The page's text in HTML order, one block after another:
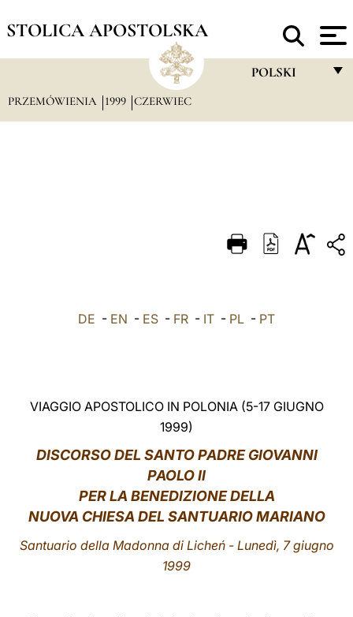
STOLICA APOSTOLSKA
POLSKI
DEUTSCH
العربيّة
PRZEMÓWIENIA 1999 CZERWIEC
DE - EN - ES - FR - IT - PL - PT
VIAGGIO APOSTOLICO IN POLONIA (5-17 GIUGNO
1999)
DISCORSO DEL SANTO PADRE GIOVANNI
PAOLO II
PER LA BENEDIZIONE DELLA
NUOVA CHIESA DEL SANTUARIO MARIANO
Santuario della Madonna di Licheń - Lunedì, 7 giugno
1999